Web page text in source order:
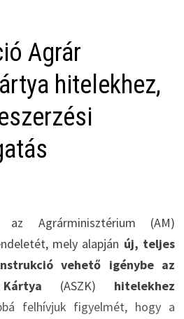
Agrár
hitelekhez,
az Agrárminisztérium (AM)
mely alapján új, teljes
vehető igénybe az
(ASZK) hitelekhez
felhívjuk figyelmét, hogy a